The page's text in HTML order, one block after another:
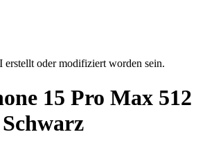
oder modifiziert worden sein.
15 Pro Max 512